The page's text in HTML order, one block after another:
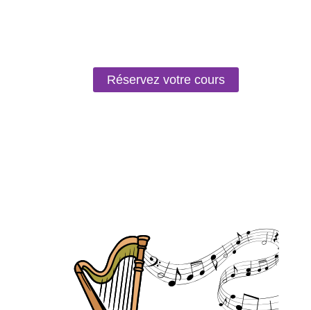
Réservez votre cours